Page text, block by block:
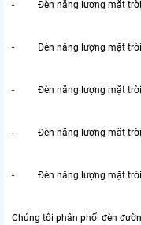
- Đèn năng lượng mặt trời
- Đèn năng lượng mặt trời
- Đèn năng lượng mặt trời
- Đèn năng lượng mặt trời
- Đèn năng lượng mặt trời
Chúng tôi phân phối đèn